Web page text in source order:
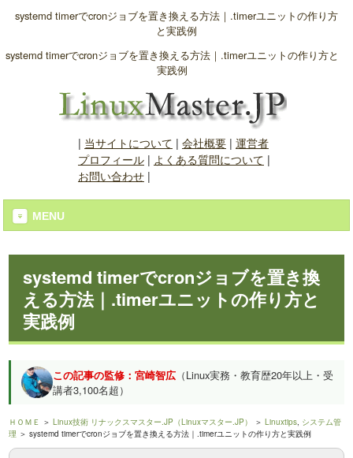
systemd timerでcronジョブを置き換える方法｜.timerユニットの作り方
と実践例
systemd timerでcronジョブを置き換える方法｜.timerユニットの作り方と
実践例
| 当サイトについて | 会社概要| 運営者
プロフィール| よくある質問について |
お問い合わせ|
MENU
systemd timerでcronジョブを置き換
える方法｜.timerユニットの作り方と
実践例
この記事の監修：宮崎智広 （Linux実務・教育歴20年以上・受
講者3,100名超）
ＨＯＭＥ ＞Linux技術 リナックスマスター.JP（Linuxマスター.JP） ＞Linuxtips, システム管
理 ＞ systemd timerでcronジョブを置き換える方法｜.timerユニットの作り方と実践例